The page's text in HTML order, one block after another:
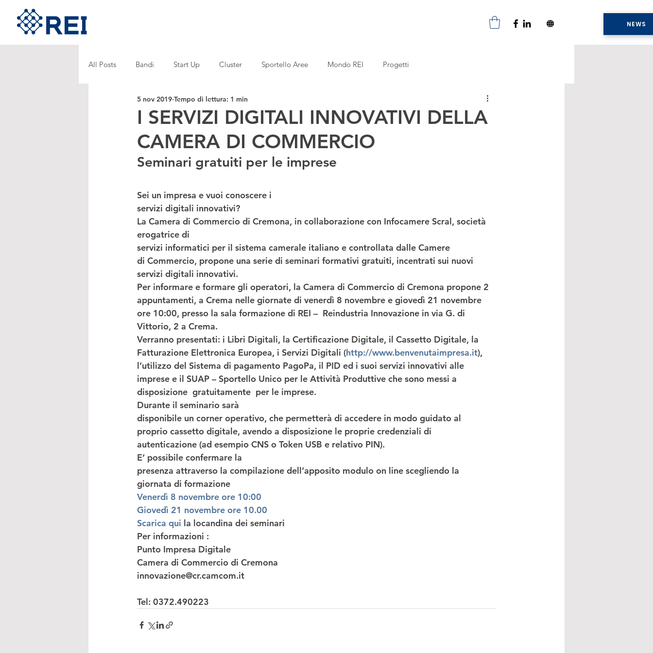
NEWS
All Posts Bandi Start Up Cluster Sportello Aree Mondo REI Progetti
I SERVIZI DIGITALI INNOVATIVI DELLA
CAMERA DI COMMERCIO
5 nov 2019 Tempo di lettura: 1 min
Seminari gratuiti per le imprese
Sei un impresa e vuoi conoscere i
servizi digitali innovativi?
La Camera di Commercio di Cremona, in collaborazione con Infocamere Scral, società
erogatrice di
servizi informatici per il sistema camerale italiano e controllata dalle Camere
di Commercio, propone una serie di seminari formativi gratuiti, incentrati sui nuovi
servizi digitali innovativi.
Per informare e formare gli operatori, la Camera di Commercio di Cremona propone 2
appuntamenti, a Crema nelle giornate di venerdì 8 novembre e giovedì 21 novembre
ore 10:00, presso la sala formazione di REI –  Reindustria Innovazione in via G. di
Vittorio, 2 a Crema.
Verranno presentati: i Libri Digitali, la Certificazione Digitale, il Cassetto Digitale, la
Fatturazione Elettronica Europea, i Servizi Digitali (http://www.benvenutaimpresa.it),
l’utilizzo del Sistema di pagamento PagoPa, il PID ed i suoi servizi innovativi alle
imprese e il SUAP – Sportello Unico per le Attività Produttive che sono messi a
disposizione  gratuitamente  per le imprese.
Durante il seminario sarà
disponibile un corner operativo, che permetterà di accedere in modo guidato al
proprio cassetto digitale, avendo a disposizione le proprie credenziali di
autenticazione (ad esempio CNS o Token USB e relativo PIN).
E’ possibile confermare la
presenza attraverso la compilazione dell’apposito modulo on line scegliendo la
giornata di formazione
Venerdì 8 novembre ore 10:00
Giovedì 21 novembre ore 10.00
Scarica qui la locandina dei seminari
Per informazioni :
Punto Impresa Digitale
Camera di Commercio di Cremona
innovazione@cr.camcom.it
Tel: 0372.490223